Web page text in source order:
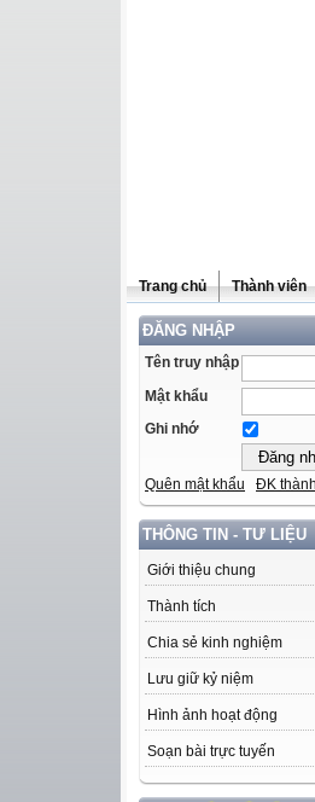
Trang chủ Thành viên
ĐĂNG NHẬP
Tên truy nhập
Mật khẩu
Ghi nhớ
Quên mật khẩu ĐK
THÔNG TIN - TƯ LIỆU
Giới thiệu chung
Thành tích
Chia sẻ kinh nghiệm
Lưu giữ kỷ niệm
Hình ảnh hoạt động
Soạn bài trực tuyến